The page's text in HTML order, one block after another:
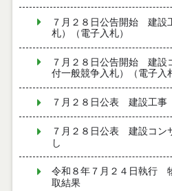
７月２８日公告開始 建設
札）（電子入札）
７月２８日公告開始 建設
付一般競争入札）（電子入
７月２８日公表 建設工
７月２８日公表 建設コ
し
令和８年７月２４日執行
取結果